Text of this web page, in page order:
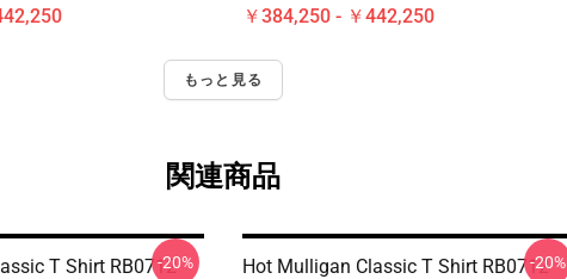
￥384,250 - ￥442,250
もっと見る
関連商品
T Shirt RB0712-20% Hot Mulligan Classic T Shirt RB0712-20%